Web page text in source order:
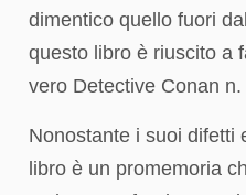
dimentico quello fuori
questo libro è riuscito a
vero Detective Conan
Nonostante i suoi difetti
libro è un promemoria